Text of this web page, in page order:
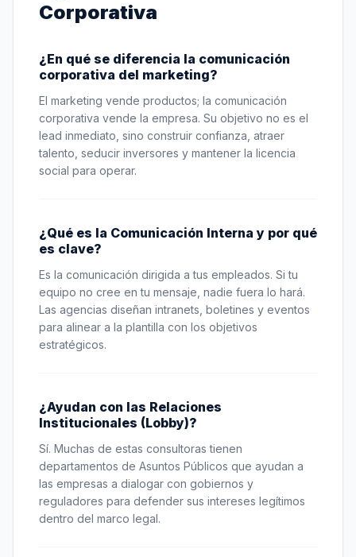
Corporativa
¿En qué se diferencia la comunicación
corporativa del marketing?
El marketing vende productos; la comunicación
corporativa vende la empresa. Su objetivo no es el
lead inmediato, sino construir confianza, atraer
talento, seducir inversores y mantener la licencia
social para operar.
¿Qué es la Comunicación Interna y por qué
es clave?
Es la comunicación dirigida a tus empleados. Si tu
equipo no cree en tu mensaje, nadie fuera lo hará.
Las agencias diseñan intranets, boletines y eventos
para alinear a la plantilla con los objetivos
estratégicos.
¿Ayudan con las Relaciones
Institucionales (Lobby)?
Sí. Muchas de estas consultoras tienen
departamentos de Asuntos Públicos que ayudan a
las empresas a dialogar con gobiernos y
reguladores para defender sus intereses legítimos
dentro del marco legal.